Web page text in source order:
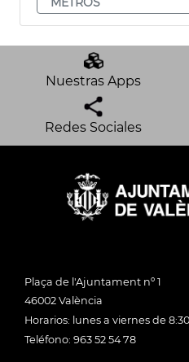
Nuestras Apps
Redes Sociales
Plaça de l'Ajuntament nº 1
46002 València
Horarios: lunes a viernes de
Teléfono: 963 52 54 78